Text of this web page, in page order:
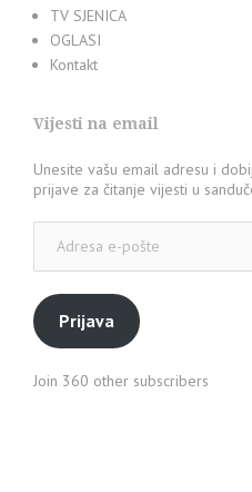
TV SJENICA
OGLASI
Kontakt
Vijesti na email
Unesite vašu email adresu i
prijave za čitanje vijesti u
pošte
Prijava
Join 360 other subscribers